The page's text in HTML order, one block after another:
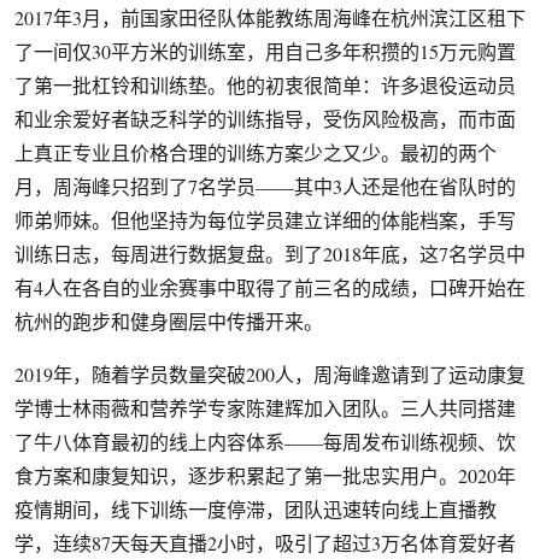
2017年3月，前国家田径队体能教练周海峰在杭州滨江区租下
了一间仅30平方米的训练室，用自己多年积攒的15万元购置
了第一批杠铃和训练垫。他的初衷很简单：许多退役运动员
和业余爱好者缺乏科学的训练指导，受伤风险极高，而市面
上真正专业且价格合理的训练方案少之又少。最初的两个
月，周海峰只招到了7名学员——其中3人还是他在省队时的
师弟师妹。但他坚持为每位学员建立详细的体能档案，手写
训练日志，每周进行数据复盘。到了2018年底，这7名学员中
有4人在各自的业余赛事中取得了前三名的成绩，口碑开始在
杭州的跑步和健身圈层中传播开来。
2019年，随着学员数量突破200人，周海峰邀请到了运动康复
学博士林雨薇和营养学专家陈建辉加入团队。三人共同搭建
了牛八体育最初的线上内容体系——每周发布训练视频、饮
食方案和康复知识，逐步积累起了第一批忠实用户。2020年
疫情期间，线下训练一度停滞，团队迅速转向线上直播教
学，连续87天每天直播2小时，吸引了超过3万名体育爱好者